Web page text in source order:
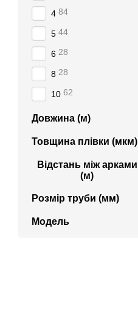
4 84
5 44
6 28
8 28
10 62
Довжина (м)
Товщина плівки (мкм)
Відстань між арками
(м)
Розмір труби (мм)
Модель